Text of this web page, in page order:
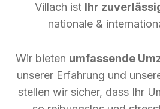
Villach ist Ihr
nationale &
Wir bieten umfassende
unserer Erfahrung und
stellen wir sicher, dass Ihr